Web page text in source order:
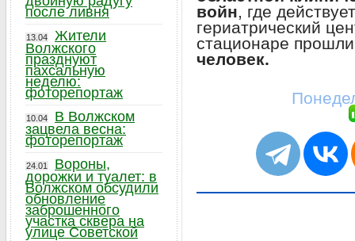
войн, где
гериатрический
стационаре
человек.
после ливня
13.04
Жители
Волжского
празднуют
пахсальную
неделю:
фоторепортаж
10.04
В Волжском
зацвела весна:
фоторепортаж
24.01
Вороны,
дорожки и туалет: в
Волжском обсудили
обновление
заброшенного
участка сквера на
улице Советской